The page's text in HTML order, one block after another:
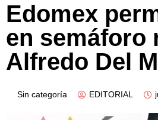
Edomex
en semáforo
Alfredo Del
Sin categoría EDITORIAL